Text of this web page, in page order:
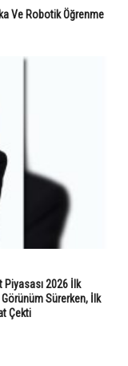
Ve Robotik Öğrenme
Piyasası 2026 İlk
Görünüm Sürerken, İlk
Çekti